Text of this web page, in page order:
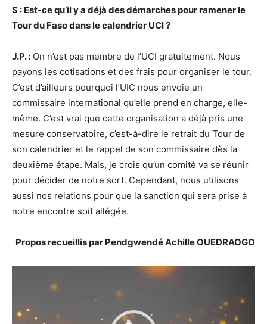
S : Est-ce qu’il y a déjà des démarches pour ramener le
Tour du Faso dans le calendrier UCI ?
J.P. : On n’est pas membre de l’UCI gratuitement. Nous
payons les cotisations et des frais pour organiser le tour.
C’est d’ailleurs pourquoi l’UIC nous envoie un
commissaire international qu’elle prend en charge, elle-
même. C’est vrai que cette organisation a déjà pris une
mesure conservatoire, c’est-à-dire le retrait du Tour de
son calendrier et le rappel de son commissaire dès la
deuxième étape. Mais, je crois qu’un comité va se réunir
pour décider de notre sort. Cependant, nous utilisons
aussi nos relations pour que la sanction qui sera prise à
notre encontre soit allégée.
Propos recueillis par Pendgwendé Achille OUEDRAOGO
Lecteur